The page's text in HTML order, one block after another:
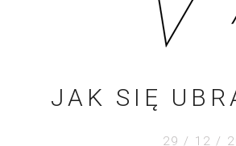
JAK SIĘ
29 / 12 /